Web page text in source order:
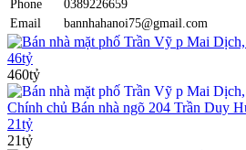
Phone
0389226659
Email
bannhahanoi75@gmail.com
Bán nhà mặt phố Trần Vỹ p Mai
46tỷ
460tỷ
Chính chủ Bán nhà ngõ 204 Trần Duy
21tỷ
21tỷ